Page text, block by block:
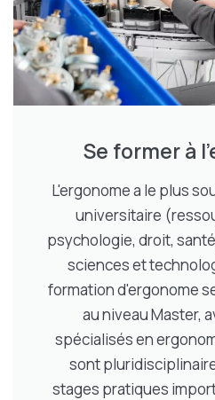
Se former à
L'ergonome a le plus
universitaire
psychologie, droit,
sciences et
formation d'ergonome
au niveau Master,
spécialisés en
sont
stages pratiques